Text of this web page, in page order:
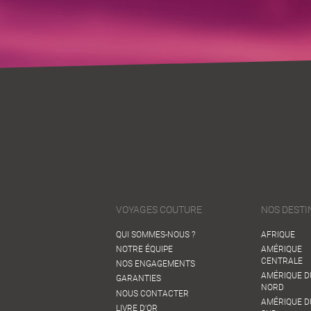
VOYAGES COUTURE
QUI SOMMES-NOUS ?
NOTRE ÉQUIPE
NOS ENGAGEMENTS
GARANTIES
NOUS CONTACTER
LIVRE D'OR
NOS
AFRIQUE
AMÉRIQUE
CENTRALE
AMÉRIQUE
NORD
AMÉRIQUE